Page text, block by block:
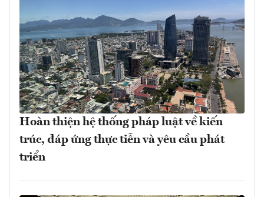
Hoàn thiện hệ thống pháp luật về kiến
trúc, đáp ứng thực tiễn và yêu cầu phát
triển